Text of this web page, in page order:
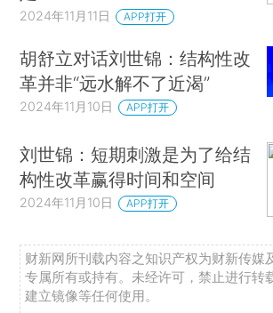
2024年11月11日 APP打开
胡舒立对话刘世锦：结构性改
革并非“远水解不了近渴”
2024年11月10日 APP打开
刘世锦：短期刺激是为了给结
构性改革赢得时间和空间
2024年11月10日 APP打开
财新网所刊载内容之知识产权为财新传媒
专属所有或持有。未经许可，禁止进行转
建立镜像等任何使用。